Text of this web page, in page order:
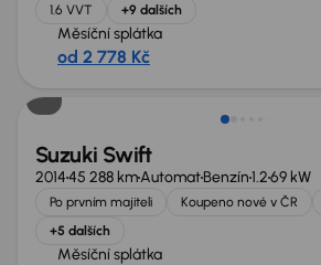
1.6 VVT
+9 dalších
Měsíční splátka
od 2 778 Kč
Suzuki Swift
201445 288 kmAutomatBenzín1.269 kW
Po prvním majiteli Koupeno nové v ČR
+5 dalších
Měsíční splátka